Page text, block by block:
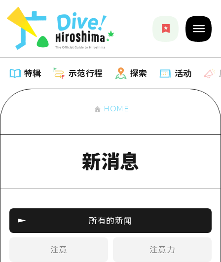
特辑 示范行程 探索 活动
列表
推荐
美食·酒水
购物
列表
广岛市内
安艺
安艺
答對了
应时信息
有用的信息
HOME
新消息
所有的新闻
注意 注意力